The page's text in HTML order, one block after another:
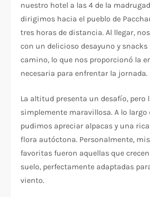
nuestro hotel a las 4 de la
dirigimos hacia el pueblo de
tres horas de distancia. Al llegar,
con un delicioso desayuno y snacks
camino, lo que nos proporcionó la
necesaria para enfrentar la jornada.
La altitud presenta un desafío, pero
simplemente maravillosa. A lo largo
pudimos apreciar alpacas y una
flora autóctona. Personalmente,
favoritas fueron aquellas que
suelo, perfectamente adaptadas
viento.